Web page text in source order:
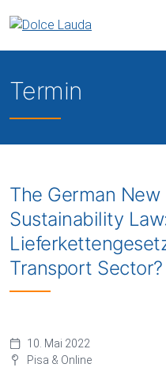
Termin
The German
Sustainability
Transport Sector?
10. Mai 2022
Pisa & Online